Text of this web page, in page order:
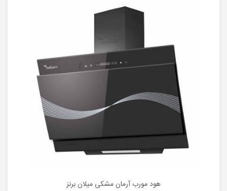
هود مورب آرمان مشکی میلان برنز